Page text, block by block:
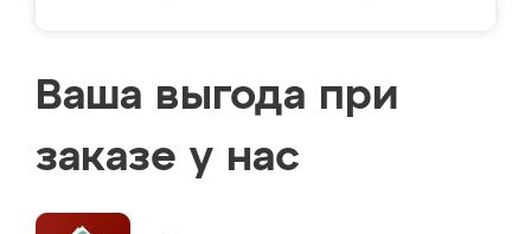
Ваша выгода при
заказе у нас